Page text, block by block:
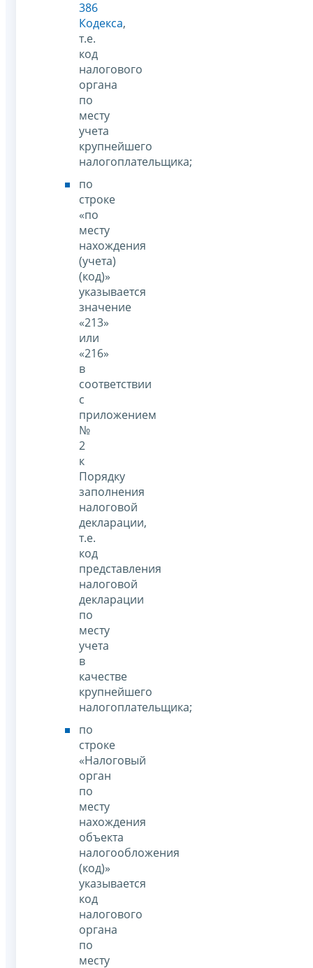
386
Кодекса,
т.е.
код
налогового
органа
по
месту
учета
крупнейшего
налогоплательщика;
по
строке
«по
месту
нахождения
(учета)
(код)»
указывается
значение
«213»
или
«216»
в
соответствии
с
приложением
№
2
к
Порядку
заполнения
налоговой
декларации,
т.е.
код
представления
налоговой
декларации
по
месту
учета
в
качестве
крупнейшего
налогоплательщика;
по
строке
«Налоговый
орган
по
месту
нахождения
объекта
налогообложения
(код)»
указывается
код
налогового
органа
по
месту